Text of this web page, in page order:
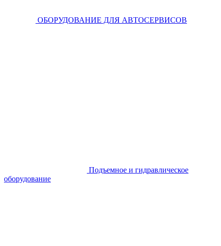
ОБОРУДОВАНИЕ ДЛЯ АВТОСЕРВИСОВ
Подъемное и гидравлическое
оборудование